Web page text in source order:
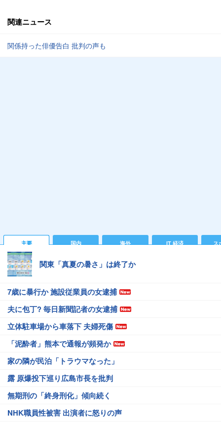
関連ニュース
関係持った俳優告白 批判の声も
主要 国内 海外 IT 経済 ス
関東「真夏の暑さ」は終了か
7歳に暴行か 施設従業員の女逮捕
夫に包丁? 毎日新聞記者の女逮捕
立体駐車場から車落下 夫婦死傷
「泥酔者」熊本で通報が頻発か
家の隣が民泊「トラウマなった」
露 原爆投下巡り広島市長を批判
無期刑の「終身刑化」傾向続く
NHK職員性被害 出演者に怒りの声